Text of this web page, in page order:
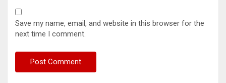
Save my name, email, and website in this browser for the
next time I comment.